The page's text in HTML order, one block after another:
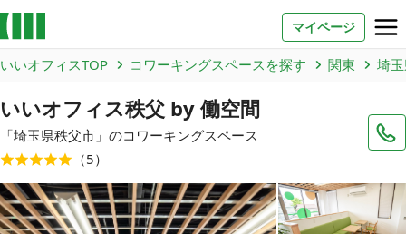
マイページ
よくあるご質問
法人での利用
いいオフィスTOP コワーキングスペースを探す 関東 埼
いいオフィス秩父 by 働空間
「埼玉県秩父市 」のコワーキングスペース
（5）